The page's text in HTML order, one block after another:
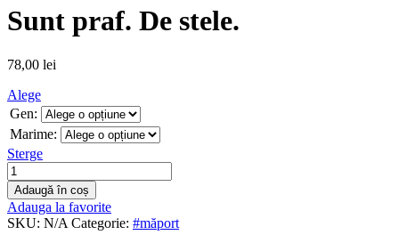
Sunt praf. De stele.
78,00 lei
Alege
Gen:
Marime:
Sterge
Adaugă în coș
Adauga la favorite
SKU: N/A Categorie: #măport